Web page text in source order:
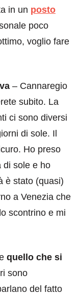
in un posto
poco
voglio fare
– Cannaregio
subito. La
ci sono diversi
di sole. Il
Ho preso
di sole e ho
è stato (quasi)
a Venezia che
scontrino e mi
quello che si
sono
del fatto